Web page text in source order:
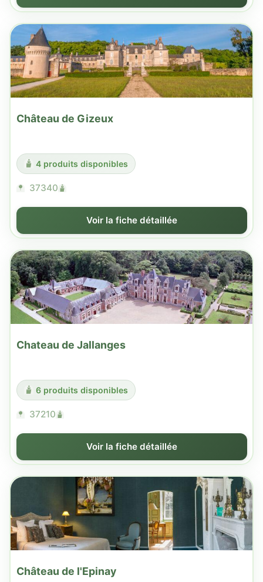
Château de Gizeux
4 produits disponibles
37340
Voir la fiche détaillée
Chateau de Jallanges
6 produits disponibles
37210
Voir la fiche détaillée
Château de l'Epinay